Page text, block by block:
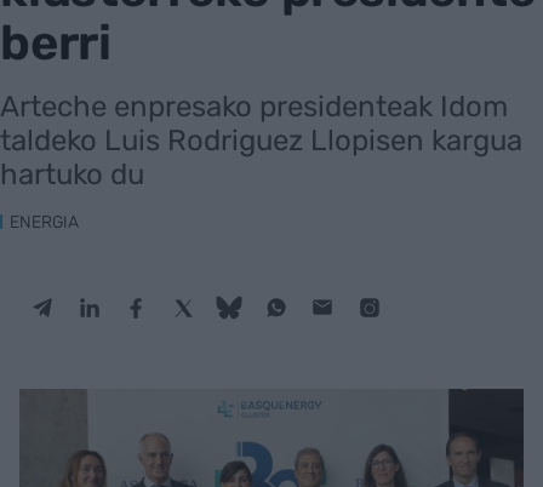
berri
Arteche enpresako presidenteak Idom
taldeko Luis Rodriguez Llopisen kargua
hartuko du
ENERGIA